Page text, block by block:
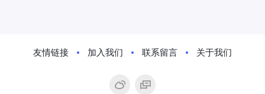
友情链接 加入我们 联系留言 关于我们